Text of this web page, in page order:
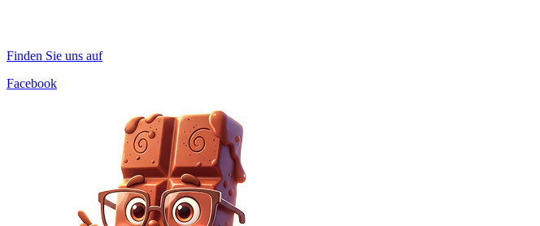
Finden Sie uns auf
Facebook